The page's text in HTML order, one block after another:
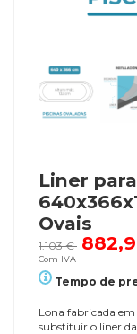
Liner
Ovais
1.103 €
Com IVA
Tempo de
Lona fabricada
substituir o liner